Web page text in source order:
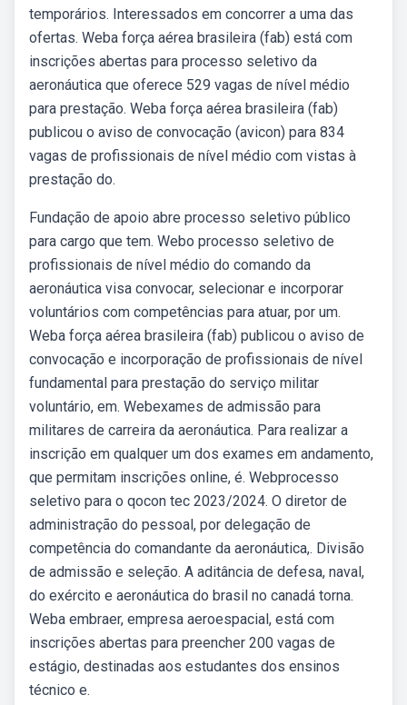
temporários. Interessados em concorrer a uma das
ofertas. Weba força aérea brasileira (fab) está com
inscrições abertas para processo seletivo da
aeronáutica que oferece 529 vagas de nível médio
para prestação. Weba força aérea brasileira (fab)
publicou o aviso de convocação (avicon) para 834
vagas de profissionais de nível médio com vistas à
prestação do.
Fundação de apoio abre processo seletivo público
para cargo que tem. Webo processo seletivo de
profissionais de nível médio do comando da
aeronáutica visa convocar, selecionar e incorporar
voluntários com competências para atuar, por um.
Weba força aérea brasileira (fab) publicou o aviso de
convocação e incorporação de profissionais de nível
fundamental para prestação do serviço militar
voluntário, em. Webexames de admissão para
militares de carreira da aeronáutica. Para realizar a
inscrição em qualquer um dos exames em andamento,
que permitam inscrições online, é. Webprocesso
seletivo para o qocon tec 2023/2024. O diretor de
administração do pessoal, por delegação de
competência do comandante da aeronáutica,. Divisão
de admissão e seleção. A aditância de defesa, naval,
do exército e aeronáutica do brasil no canadá torna.
Weba embraer, empresa aeroespacial, está com
inscrições abertas para preencher 200 vagas de
estágio, destinadas aos estudantes dos ensinos
técnico e.